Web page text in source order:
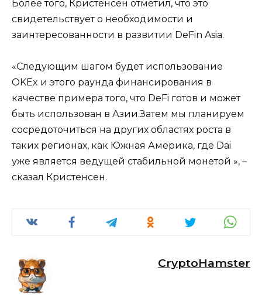
Более того, Кристенсен отметил, что это
свидетельствует о необходимости и
заинтересованности в развитии DeFin Asia.
«Следующим шагом будет использование
OKEx и этого раунда финансирования в
качестве примера того, что DeFi готов и может
быть использован в Азии.Затем мы планируем
сосредоточиться на других областях роста в
таких регионах, как Южная Америка, где Dai
уже является ведущей стабильной монетой », –
сказал Кристенсен.
CryptoHamster